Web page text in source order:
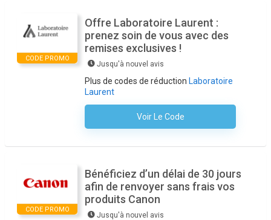
CODE PROMO
Offre Laboratoire Laurent :
prenez soin de vous avec des
remises exclusives !
Jusqu'à nouvel avis
Plus de codes de réduction Laboratoire
Laurent
Voir Le Code
Aucun Code N'est Nécessaire
CODE PROMO
Bénéficiez d’un délai de 30 jours
afin de renvoyer sans frais vos
produits Canon
Jusqu'à nouvel avis